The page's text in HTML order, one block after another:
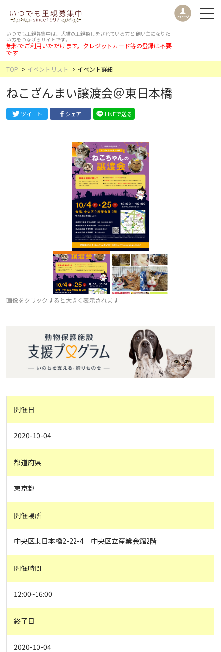
いつでも里親募集中は、犬猫の里親探しをされている方と 飼い主になりた
い方をつなげるサイトです。
無料でご利用いただけます。クレジットカード等の登録は不要
です
TOP
イベントリスト イベント詳細
ねこざんまい譲渡会＠東日本橋
ツイート シェア LINEで送る
画像をクリックすると大きく表示されます
開催日
2020-10-04
都道府県
東京都
開催場所
中央区東日本橋2-22-4 中央区立産業会館2階
開催時間
12:00~16:00
終了日
2020-10-04